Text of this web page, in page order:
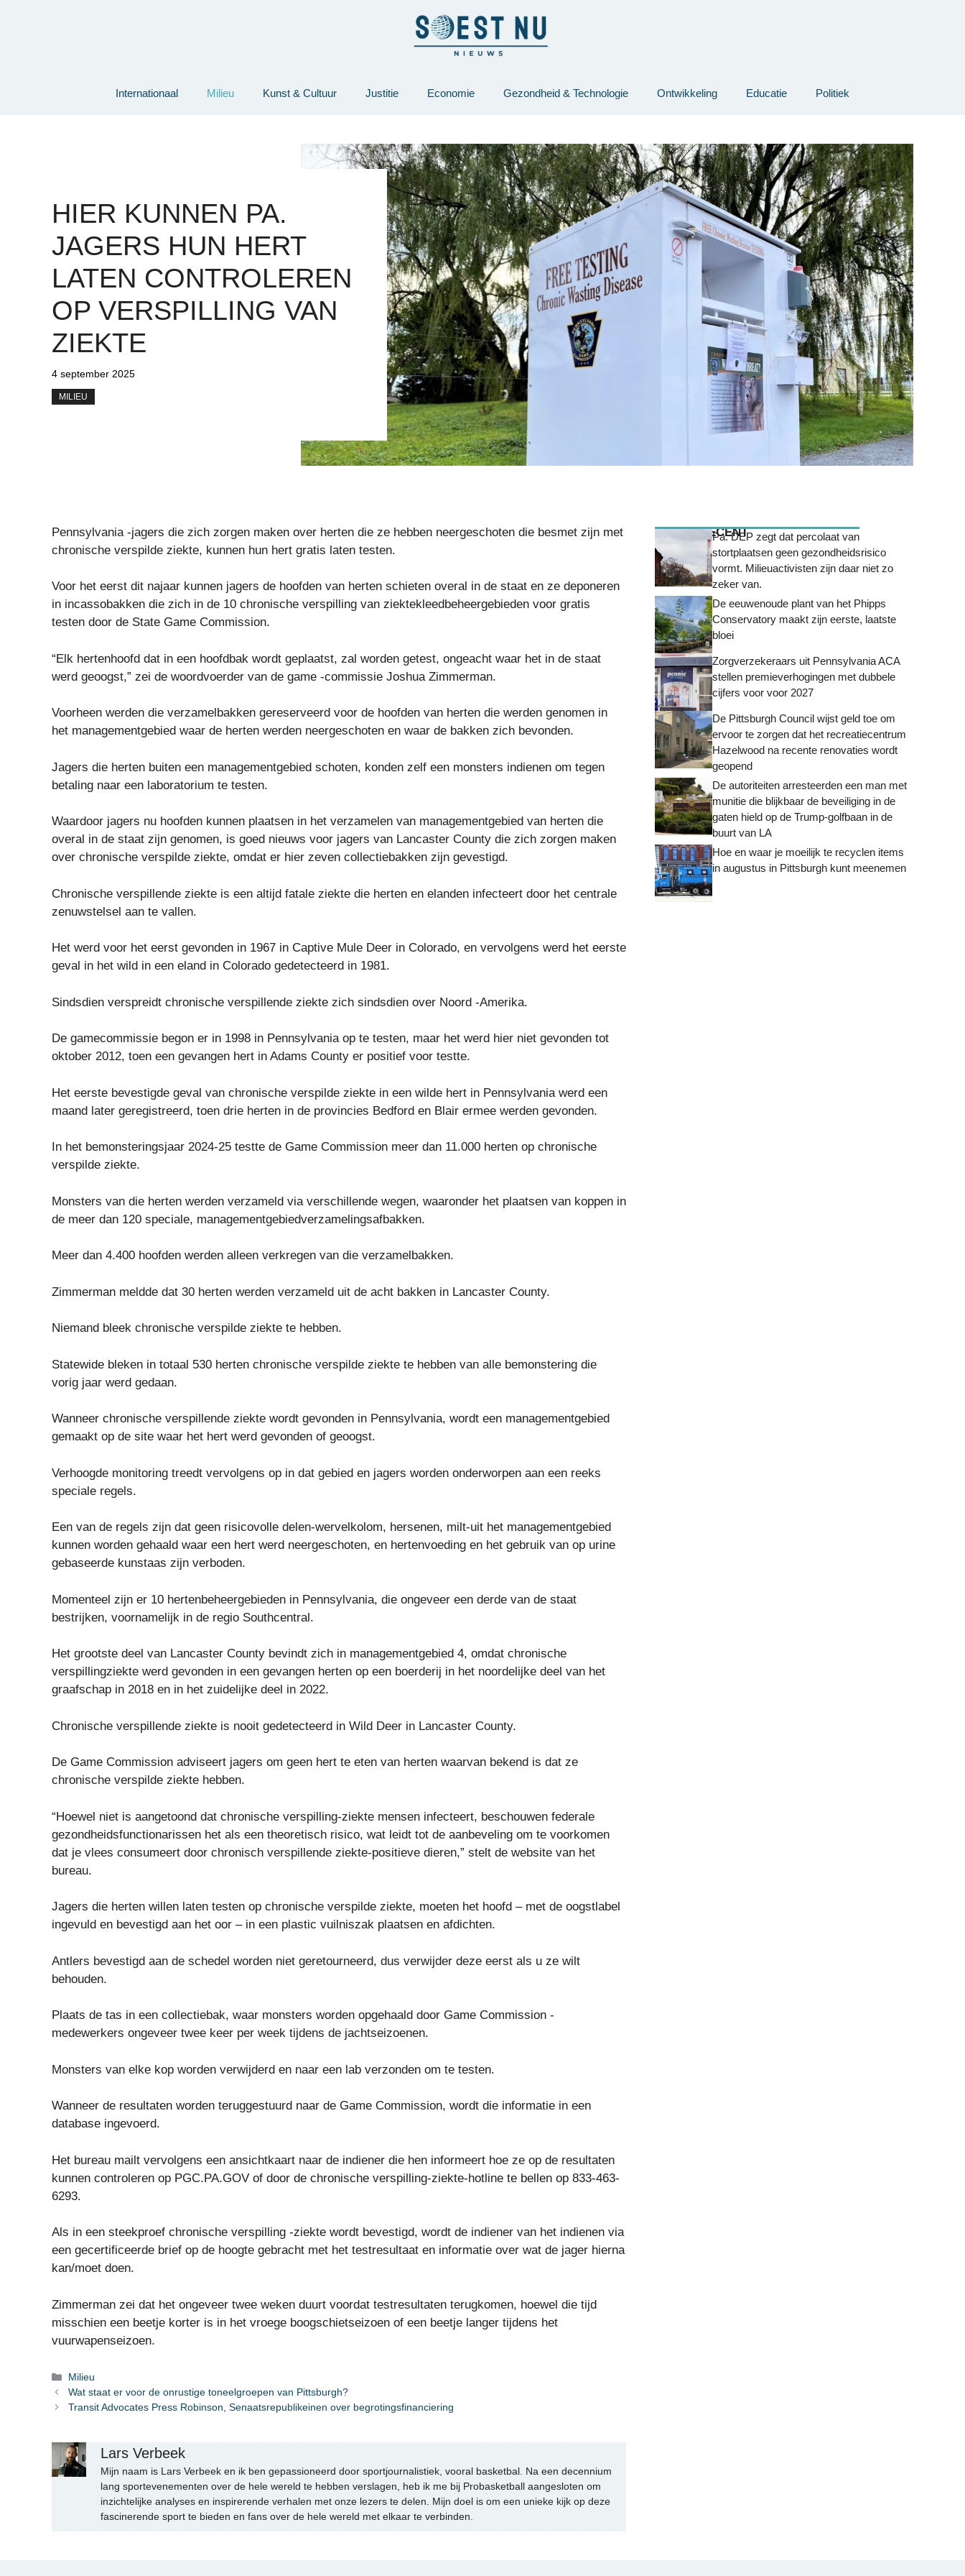
Internationaal Milieu Kunst & Cultuur Justitie Economie Gezondheid & Technologie Ontwikkeling Educatie Politiek
HIER KUNNEN PA.
JAGERS HUN HERT
LATEN CONTROLEREN
OP VERSPILLING VAN
ZIEKTE
4 september 2025
MILIEU
Pennsylvania -jagers die zich zorgen maken over herten die ze hebben neergeschoten die besmet zijn met
chronische verspilde ziekte, kunnen hun hert gratis laten testen.
Voor het eerst dit najaar kunnen jagers de hoofden van herten schieten overal in de staat en ze deponeren
in incassobakken die zich in de 10 chronische verspilling van ziektekleedbeheergebieden voor gratis
testen door de State Game Commission.
“Elk hertenhoofd dat in een hoofdbak wordt geplaatst, zal worden getest, ongeacht waar het in de staat
werd geoogst,” zei de woordvoerder van de game -commissie Joshua Zimmerman.
Voorheen werden die verzamelbakken gereserveerd voor de hoofden van herten die werden genomen in
het managementgebied waar de herten werden neergeschoten en waar de bakken zich bevonden.
Jagers die herten buiten een managementgebied schoten, konden zelf een monsters indienen om tegen
betaling naar een laboratorium te testen.
Waardoor jagers nu hoofden kunnen plaatsen in het verzamelen van managementgebied van herten die
overal in de staat zijn genomen, is goed nieuws voor jagers van Lancaster County die zich zorgen maken
over chronische verspilde ziekte, omdat er hier zeven collectiebakken zijn gevestigd.
Chronische verspillende ziekte is een altijd fatale ziekte die herten en elanden infecteert door het centrale
zenuwstelsel aan te vallen.
Het werd voor het eerst gevonden in 1967 in Captive Mule Deer in Colorado, en vervolgens werd het eerste
geval in het wild in een eland in Colorado gedetecteerd in 1981.
Sindsdien verspreidt chronische verspillende ziekte zich sindsdien over Noord -Amerika.
De gamecommissie begon er in 1998 in Pennsylvania op te testen, maar het werd hier niet gevonden tot
oktober 2012, toen een gevangen hert in Adams County er positief voor testte.
Het eerste bevestigde geval van chronische verspilde ziekte in een wilde hert in Pennsylvania werd een
maand later geregistreerd, toen drie herten in de provincies Bedford en Blair ermee werden gevonden.
In het bemonsteringsjaar 2024-25 testte de Game Commission meer dan 11.000 herten op chronische
verspilde ziekte.
Monsters van die herten werden verzameld via verschillende wegen, waaronder het plaatsen van koppen in
de meer dan 120 speciale, managementgebiedverzamelingsafbakken.
Meer dan 4.400 hoofden werden alleen verkregen van die verzamelbakken.
Zimmerman meldde dat 30 herten werden verzameld uit de acht bakken in Lancaster County.
Niemand bleek chronische verspilde ziekte te hebben.
Statewide bleken in totaal 530 herten chronische verspilde ziekte te hebben van alle bemonstering die
vorig jaar werd gedaan.
Wanneer chronische verspillende ziekte wordt gevonden in Pennsylvania, wordt een managementgebied
gemaakt op de site waar het hert werd gevonden of geoogst.
Verhoogde monitoring treedt vervolgens op in dat gebied en jagers worden onderworpen aan een reeks
speciale regels.
Een van de regels zijn dat geen risicovolle delen-wervelkolom, hersenen, milt-uit het managementgebied
kunnen worden gehaald waar een hert werd neergeschoten, en hertenvoeding en het gebruik van op urine
gebaseerde kunstaas zijn verboden.
Momenteel zijn er 10 hertenbeheergebieden in Pennsylvania, die ongeveer een derde van de staat
bestrijken, voornamelijk in de regio Southcentral.
Het grootste deel van Lancaster County bevindt zich in managementgebied 4, omdat chronische
verspillingziekte werd gevonden in een gevangen herten op een boerderij in het noordelijke deel van het
graafschap in 2018 en in het zuidelijke deel in 2022.
Chronische verspillende ziekte is nooit gedetecteerd in Wild Deer in Lancaster County.
De Game Commission adviseert jagers om geen hert te eten van herten waarvan bekend is dat ze
chronische verspilde ziekte hebben.
“Hoewel niet is aangetoond dat chronische verspilling-ziekte mensen infecteert, beschouwen federale
gezondheidsfunctionarissen het als een theoretisch risico, wat leidt tot de aanbeveling om te voorkomen
dat je vlees consumeert door chronisch verspillende ziekte-positieve dieren,” stelt de website van het
bureau.
Jagers die herten willen laten testen op chronische verspilde ziekte, moeten het hoofd – met de oogstlabel
ingevuld en bevestigd aan het oor – in een plastic vuilniszak plaatsen en afdichten.
Antlers bevestigd aan de schedel worden niet geretourneerd, dus verwijder deze eerst als u ze wilt
behouden.
Plaats de tas in een collectiebak, waar monsters worden opgehaald door Game Commission -
medewerkers ongeveer twee keer per week tijdens de jachtseizoenen.
Monsters van elke kop worden verwijderd en naar een lab verzonden om te testen.
Wanneer de resultaten worden teruggestuurd naar de Game Commission, wordt die informatie in een
database ingevoerd.
Het bureau mailt vervolgens een ansichtkaart naar de indiener die hen informeert hoe ze op de resultaten
kunnen controleren op PGC.PA.GOV of door de chronische verspilling-ziekte-hotline te bellen op 833-463-
6293.
Als in een steekproef chronische verspilling -ziekte wordt bevestigd, wordt de indiener van het indienen via
een gecertificeerde brief op de hoogte gebracht met het testresultaat en informatie over wat de jager hierna
kan/moet doen.
Zimmerman zei dat het ongeveer twee weken duurt voordat testresultaten terugkomen, hoewel die tijd
misschien een beetje korter is in het vroege boogschietseizoen of een beetje langer tijdens het
vuurwapenseizoen.
Categorieën
Milieu
Wat staat er voor de onrustige toneelgroepen van Pittsburgh?
Transit Advocates Press Robinson, Senaatsrepublikeinen over begrotingsfinanciering
Lars Verbeek
Mijn naam is Lars Verbeek en ik ben gepassioneerd door sportjournalistiek, vooral basketbal. Na een decennium
lang sportevenementen over de hele wereld te hebben verslagen, heb ik me bij Probasketball aangesloten om
inzichtelijke analyses en inspirerende verhalen met onze lezers te delen. Mijn doel is om een unieke kijk op deze
fascinerende sport te bieden en fans over de hele wereld met elkaar te verbinden.
MEEST RECENTPa. DEP zegt dat percolaat van
stortplaatsen geen gezondheidsrisico
vormt. Milieuactivisten zijn daar niet zo
zeker van.
De eeuwenoude plant van het Phipps
Conservatory maakt zijn eerste, laatste
bloei
Zorgverzekeraars uit Pennsylvania ACA
stellen premieverhogingen met dubbele
cijfers voor voor 2027
De Pittsburgh Council wijst geld toe om
ervoor te zorgen dat het recreatiecentrum
Hazelwood na recente renovaties wordt
geopend
De autoriteiten arresteerden een man met
munitie die blijkbaar de beveiliging in de
gaten hield op de Trump-golfbaan in de
buurt van LA
Hoe en waar je moeilijk te recyclen items
in augustus in Pittsburgh kunt meenemen